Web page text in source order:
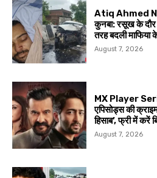
Atiq Ahmed
कुनबा: रसूख के दौर
तरह बदली माफिया
August 7, 2026
MX Player
एपिसोड्स की
हिसाब’, फ्री में करें
August 7, 2026